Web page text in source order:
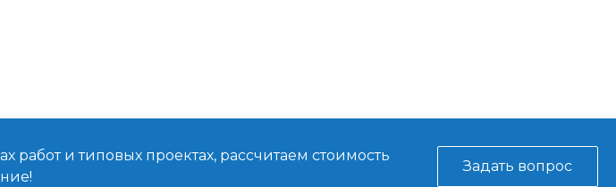
работ и типовых проектах, рассчитаем стоимость
Задать вопрос